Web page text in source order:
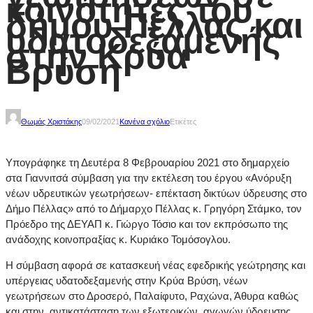
κοινότητες του
δήμου Πέλλας και
υδατοδεξαμενής
στην Κρύα
Βρύση
Θωμάς Χριστάκης09/02/2021 Κανένα σχόλιοΕτικέτες
Υπογράφηκε τη Δευτέρα 8 Φεβρουαρίου 2021 στο δημαρχείο
στα Γιαννιτσά σύμβαση για την εκτέλεση του έργου «Ανόρυξη
νέων υδρευτικών γεωτρήσεων- επέκταση δικτύων ύδρευσης στο
Δήμο Πέλλας» από το Δήμαρχο Πέλλας κ. Γρηγόρη Στάμκο, τον
Πρόεδρο της ΔΕΥΑΠ κ. Γιώργο Τόσιο και τον εκπρόσωπο της
ανάδοχης κοινοπραξίας κ. Κυριάκο Τομόσογλου.
Η σύμβαση αφορά σε κατασκευή νέας εφεδρικής γεώτρησης και
υπέργειας υδατοδεξαμενής στην Κρύα Βρύση, νέων
γεωτρήσεων στο Δροσερό, Παλαίφυτο, Ραχώνα, Άθυρα καθώς